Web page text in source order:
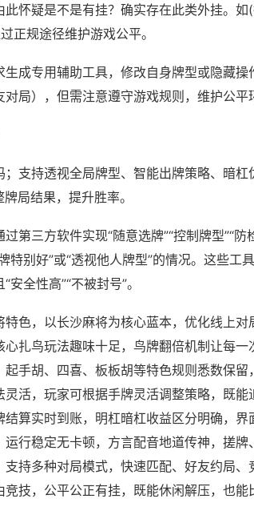
怀疑是不是有挂？确实存在此类外挂。如
正规途径维护游戏公平。
成专用辅助工具，修改自身牌型或隐藏操
局），但需注意遵守游戏规则，维护公平
支持透视全局牌型、智能出牌策略、暗杠
局结果，提升胜率。
第三方软件实现“随意选牌”“控制牌型”“防
特别好”或“透视他人牌型”的情况。这些工
全性高”“不被封号”。
色，以长沙麻将为核心蓝本，优化线上对
扎鸟玩法趣味十足，鸟牌翻倍机制让每一
手胡、四喜、板板胡等特色规则悉数保
活，玩家可根据手牌灵活调整策略，既能
算实时到账，明杠暗杠收益区分明确，界
行稳定无卡顿，方言配音地道传神，搓牌
持多种对局模式，快速匹配、好友约局、
技，公平公正有挂，既能休闲解压，也能